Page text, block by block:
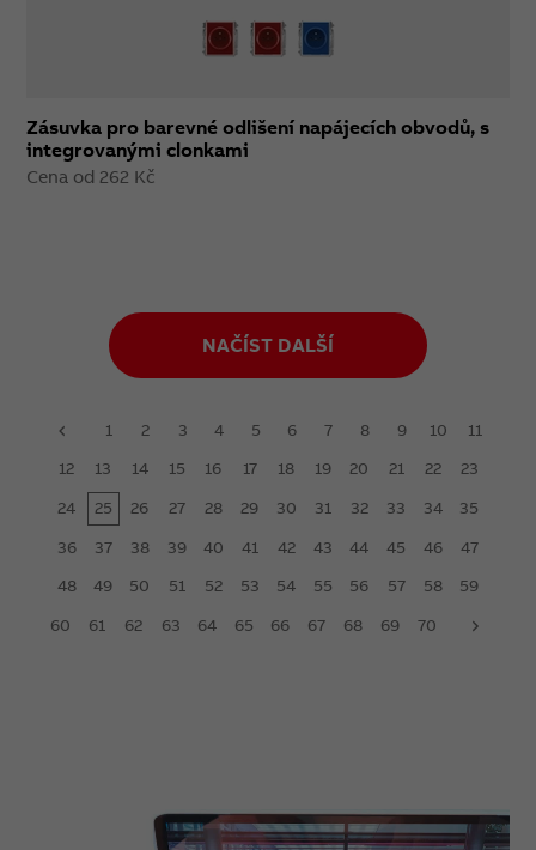
Zásuvka pro barevné odlišení napájecích obvodů, s
integrovanými clonkami
Cena od 262 Kč
NAČÍST DALŠÍ
1 2 3 4 5 6 7 8 9 10
11
12
13 14 15 16 17 18 19 20 21 22
23
24
25 26 27 28 29 30 31 32 33 34
35
36
37 38 39 40 41 42 43 44 45 46
47
48
49 50 51 52 53 54 55 56 57 58
59
60
61 62 63 64 65 66 67 68 69
70